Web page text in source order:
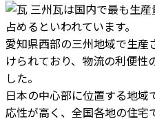
三州瓦は国内で最も生
占めるといわれています。
愛知県西部の三州地域で生
けられており、物流の利便性
した。
日本の中心部に位置する地
応性が高く、全国各地の住宅